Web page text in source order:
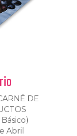
DE
Abril